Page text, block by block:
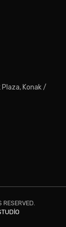
Plaza, Konak /
RESERVED.